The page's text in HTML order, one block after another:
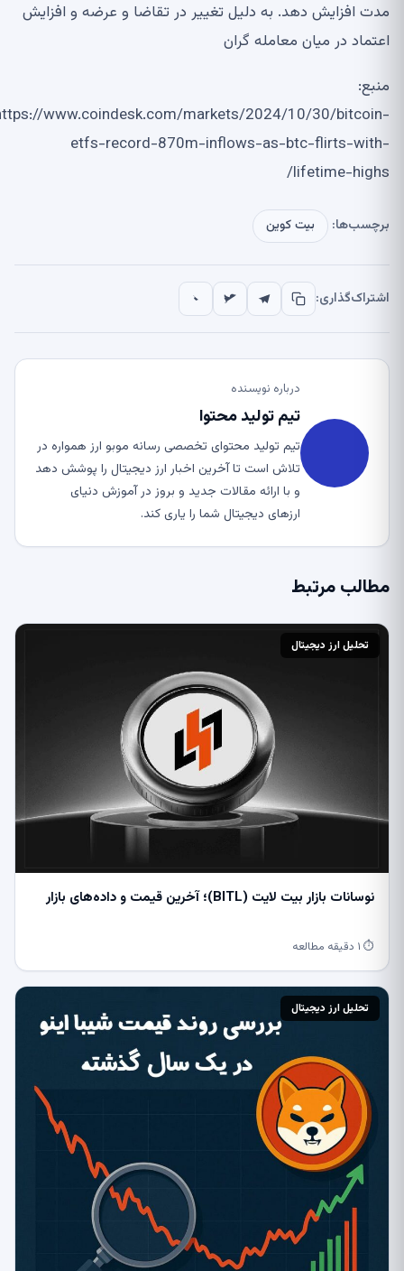
مدت افزایش دهد. به دلیل تغییر در تقاضا و عرضه و افزایش
اعتماد در میان معامله گران
منبع:
https://www.coindesk.com/markets/2024/10/30/bitcoin-
etfs-record-870m-inflows-as-btc-flirts-with-
lifetime-highs/
برچسب‌ها: بیت کوین
اشتراک‌گذاری:
درباره نویسنده
تیم تولید محتوا
تیم تولید محتوای تخصصی رسانه موبو ارز همواره در
تلاش است تا آخرین اخبار ارز دیجیتال را پوشش دهد
و با ارائه مقالات جدید و بروز در آموزش دنیای
ارزهای دیجیتال شما را یاری کند.
مطالب مرتبط
تحلیل ارز دیجیتال
نوسانات بازار بیت ‌لایت (BITL)؛ آخرین قیمت و داده‌های بازار
⏱ ۱ دقیقه مطالعه
تحلیل ارز دیجیتال